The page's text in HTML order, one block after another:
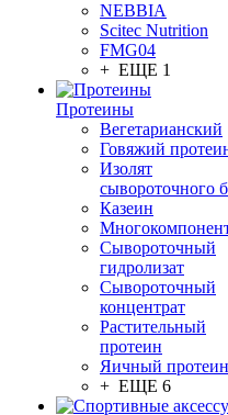
NEBBIA
Scitec Nutrition
FMG04
+ ЕЩЕ 1
Протеины
Вегетарианский
Говяжий
Изолят
сывороточного
Казеин
Сывороточный
гидролизат
Сывороточный
концентрат
Растительный
протеин
Яичный протеин
+ ЕЩЕ 6